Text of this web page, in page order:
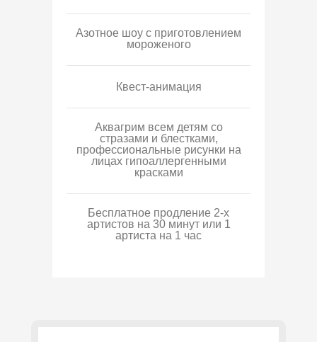
Азотное шоу с приготовлением
мороженого
Квест-анимация
Аквагрим всем детям со
стразами и блестками,
профессиональные рисунки на
лицах гипоаллергенными
красками
Бесплатное продление 2-х
артистов на 30 минут или 1
артиста на 1 час